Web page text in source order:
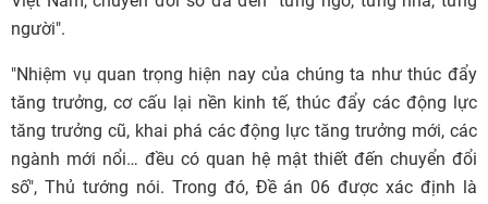
người".
"Nhiệm vụ quan trọng hiện nay của chúng ta như thúc đẩy
tăng trưởng, cơ cấu lại nền kinh tế, thúc đẩy các động lực
tăng trưởng cũ, khai phá các động lực tăng trưởng mới, các
ngành mới nổi… đều có quan hệ mật thiết đến chuyển đổi
số", Thủ tướng nói. Trong đó, Đề án 06 được xác định là